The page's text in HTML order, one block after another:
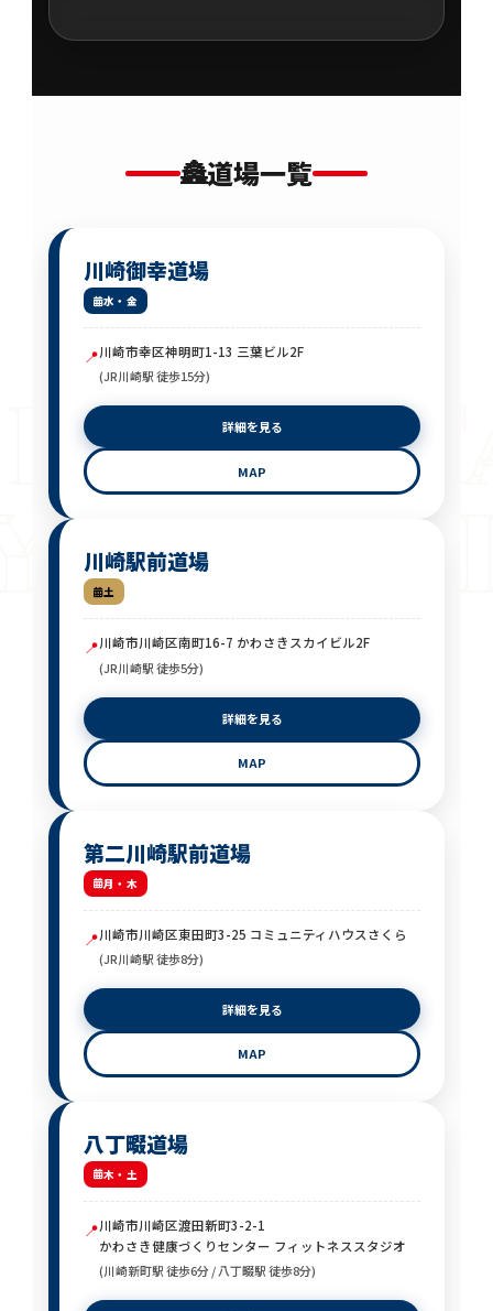
🏯道場一覧
川崎御幸道場
水・金
📍川崎市幸区神明町1-13 三葉ビル2F
(JR川崎駅 徒歩15分)
詳細を見る
MAP
川崎駅前道場
土
📍川崎市川崎区南町16-7 かわさきスカイビル2F
(JR川崎駅 徒歩5分)
詳細を見る
MAP
第二川崎駅前道場
月・木
📍川崎市川崎区東田町3-25 コミュニティハウスさくら
(JR川崎駅 徒歩8分)
詳細を見る
MAP
八丁畷道場
木・土
📍川崎市川崎区渡田新町3-2-1
かわさき健康づくりセンター フィットネススタジオ
(川崎新町駅 徒歩6分 / 八丁畷駅 徒歩8分)